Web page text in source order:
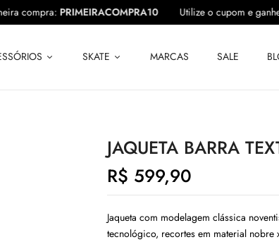
primeira compra:PRIMEIRACOMPRA10 Utilize o cupom e
SKATE MARCAS SALE
JAQUETA BARRA
R$ 599,90
Jaqueta com modelagem clássica
tecnológico, recortes em material